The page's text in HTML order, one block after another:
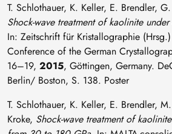
T. Schlothauer, K. Keller, E. Brendler,
Shock-wave treatment of kaolinite
In: Zeitschrift für Kristallographie
Conference of the German
16–19, 2015, Göttingen, Germany.
Berlin/ Boston, S. 138. Poster
T. Schlothauer, K. Keller, E. Brendler,
Kroke, Shock-wave treatment of